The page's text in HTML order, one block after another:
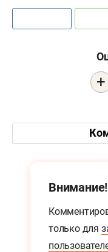
+
Внимание!
только для